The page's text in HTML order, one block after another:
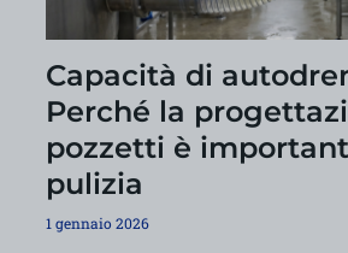
Capacità di
Perché la
pozzetti è
pulizia
1 gennaio 2026